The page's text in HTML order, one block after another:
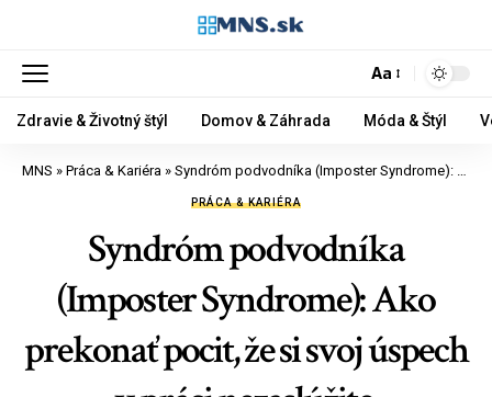
Aa
Zdravie & Životný štýl Domov & Záhrada Móda & Štýl
MNS » Práca & Kariéra » Syndróm podvodníka (Imposter Syndrome): Ako prekonať pocit, že si svoj úspech v práci nezaslúžite.
PRÁCA & KARIÉRA
Syndróm podvodníka
(Imposter Syndrome): Ako
prekonať pocit, že si svoj úspech